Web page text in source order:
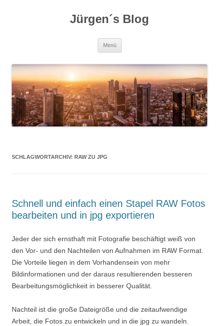
Jürgen´s Blog
Menü
SCHLAGWORTARCHIV: RAW ZU JPG
Schnell und einfach einen Stapel RAW Fotos
bearbeiten und in jpg exportieren
Jeder der sich ernsthaft mit Fotografie beschäftigt weiß von
den Vor- und den Nachteilen von Aufnahmen im RAW Format.
Die Vorteile liegen in dem Vorhandensein von mehr
Bildinformationen und der daraus resultierenden besseren
Bearbeitungsmöglichkeit in besserer Qualität.
Nachteil ist die große Dateigröße und die zeitaufwendige
Arbeit, die Fotos zu entwickeln und in die jpg zu wandeln.